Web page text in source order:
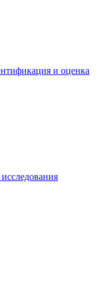
и оценка